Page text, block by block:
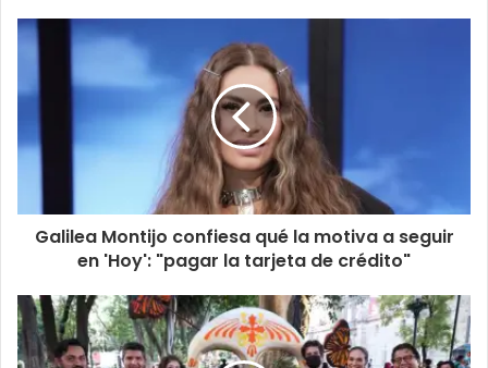
Galilea Montijo confiesa qué la motiva a seguir
en 'Hoy': "pagar la tarjeta de crédito"